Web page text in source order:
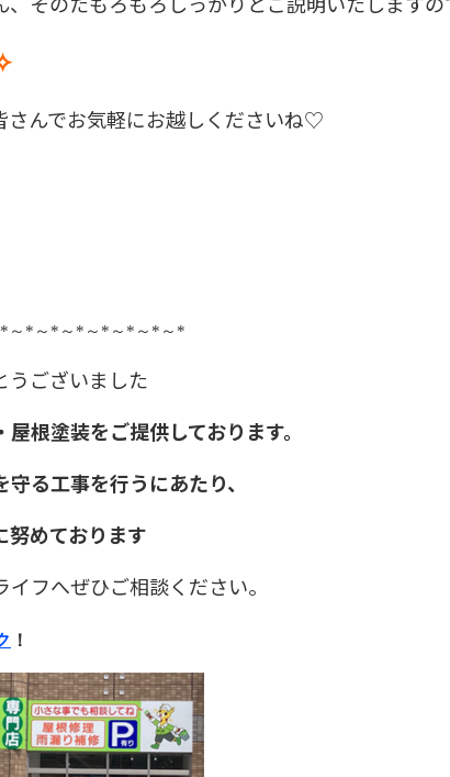
さんでお気軽にお越しくださいね♡
* ～ * ～ * ～ * ～ * ～ * ～ * ～ *
うございました
根塗装をご提供しております。
る工事を行うにあたり、
努めております
フへぜひご相談ください。
！